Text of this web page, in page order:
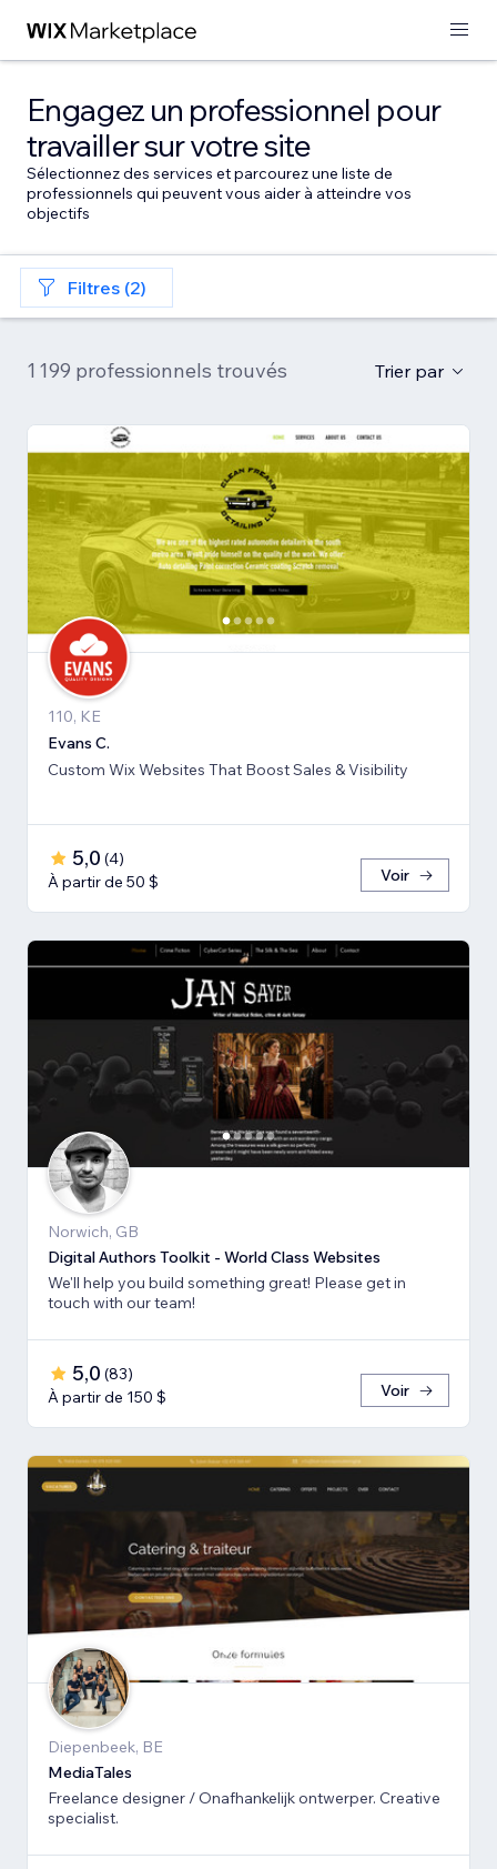
Engagez un professionnel pour
travailler sur votre site
Sélectionnez des services et parcourez une liste de
professionnels qui peuvent vous aider à atteindre vos
objectifs
Filtres (2)
1 199 professionnels trouvés Trier par
110, KE
Evans C.
Custom Wix Websites That Boost Sales & Visibility
5,0 (4)
À partir de 50 $
Voir
Norwich, GB
Digital Authors Toolkit - World Class Websites
We'll help you build something great! Please get in
touch with our team!
5,0 (83)
À partir de 150 $
Voir
Diepenbeek, BE
MediaTales
Freelance designer / Onafhankelijk ontwerper. Creative
specialist.